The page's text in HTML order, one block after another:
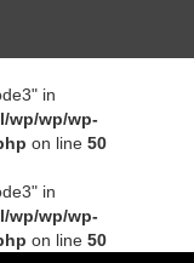
in
wp/wp/wp-
on line 50
in
wp/wp/wp-
on line 50